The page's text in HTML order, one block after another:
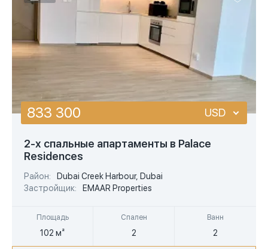
2-х спальные апартаменты в Palace
Residences
Район:
Dubai Creek Harbour, Dubai
Застройщик:
EMAAR Properties
Площадь
102 м²
Спален
2
Ванн
2
833 300 USD